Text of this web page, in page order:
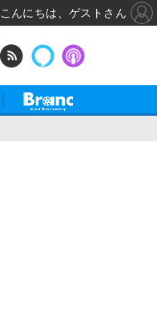
こんにちは、ゲストさん